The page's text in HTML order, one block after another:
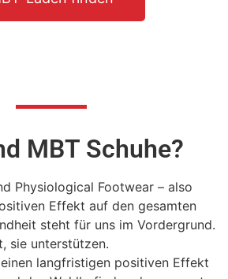
MBT Schuhe?
Physiological Footwear – also
Effekt auf den gesamten
steht für uns im Vordergrund.
sie unterstützen.
langfristigen positiven Effekt